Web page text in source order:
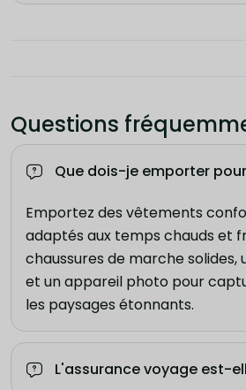
Questions
Que dois-je emporter
Emportez des vêtements
adaptés aux temps chauds et
chaussures de marche solides,
et un appareil photo pour
les paysages étonnants.
L'assurance voyage est-